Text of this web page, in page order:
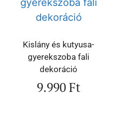
Kislány és kutyusa-
gyerekszoba fali
dekoráció
9.990Ft